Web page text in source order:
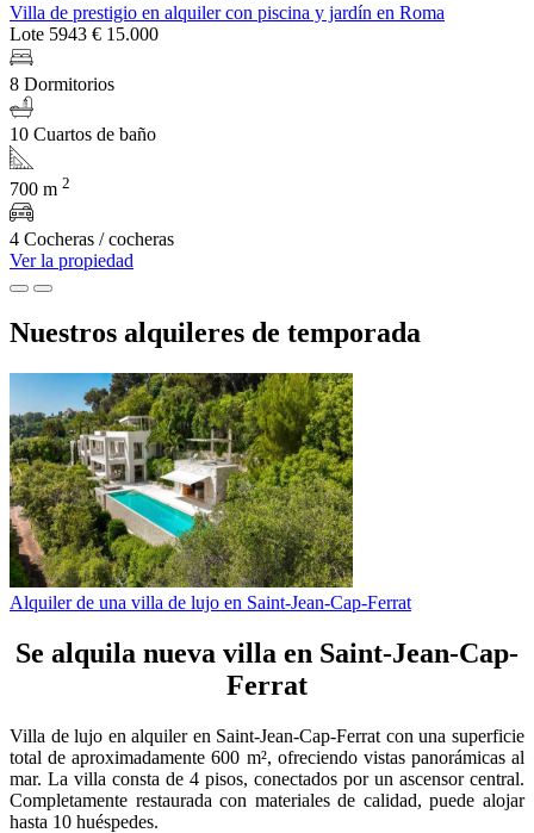
Villa de prestigio en alquiler con piscina y jardín en Roma
Lote 5943 € 15.000
8 Dormitorios
10 Cuartos de baño
700 m 2
4 Cocheras / cocheras
Ver la propiedad
Nuestros alquileres de temporada
Alquiler de una villa de lujo en Saint-Jean-Cap-Ferrat
Se alquila nueva villa en Saint-Jean-Cap-
Ferrat
Villa de lujo en alquiler en Saint-Jean-Cap-Ferrat con una superficie
total de aproximadamente 600 m², ofreciendo vistas panorámicas al
mar. La villa consta de 4 pisos, conectados por un ascensor central.
Completamente restaurada con materiales de calidad, puede alojar
hasta 10 huéspedes.